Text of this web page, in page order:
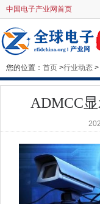
中国电子产业网首页
您的位置： 首页 >行业动态 >
ADMCC